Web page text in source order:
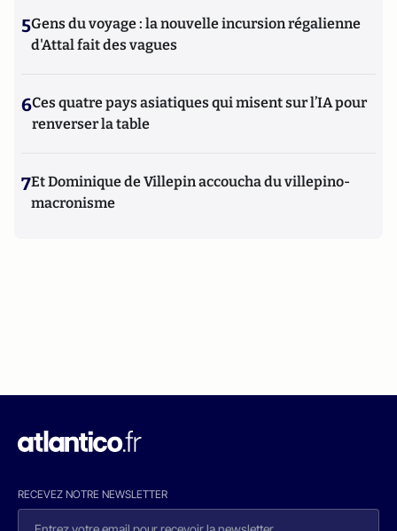
5Gens du voyage : la nouvelle incursion régalienne
d'Attal fait des vagues
6Ces quatre pays asiatiques qui misent sur l’IA pour
renverser la table
7Et Dominique de Villepin accoucha du villepino-
macronisme
RECEVEZ NOTRE NEWSLETTER